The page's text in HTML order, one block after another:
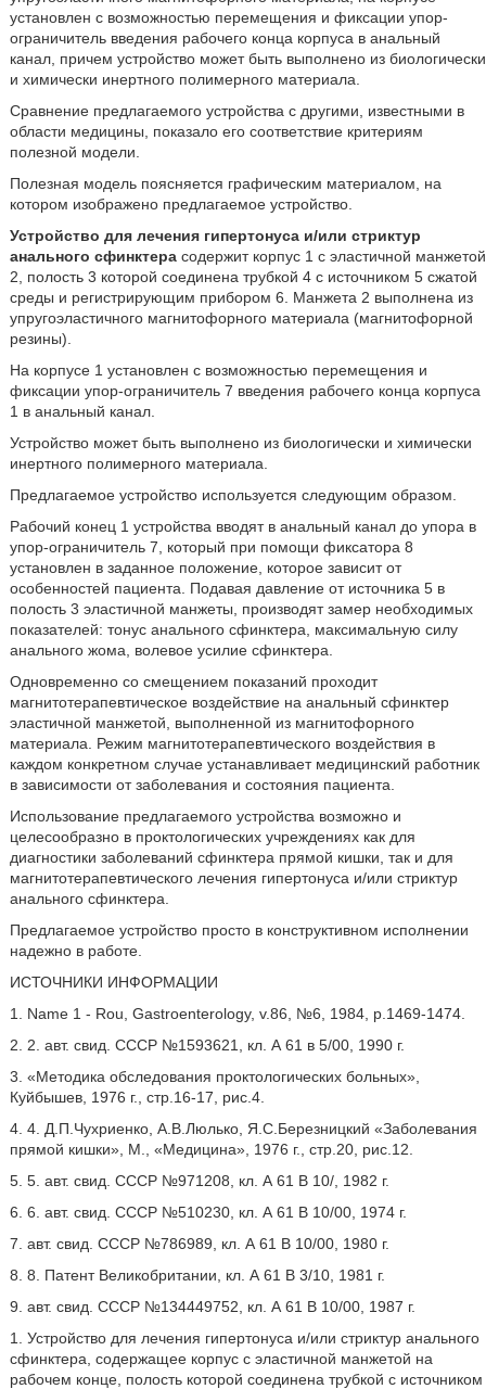
установлен с возможностью перемещения и фиксации упор-
ограничитель введения рабочего конца корпуса в анальный
канал, причем устройство может быть выполнено из биологически
и химически инертного полимерного материала.
Сравнение предлагаемого устройства с другими, известными в
области медицины, показало его соответствие критериям
полезной модели.
Полезная модель поясняется графическим материалом, на
котором изображено предлагаемое устройство.
Устройство для лечения гипертонуса и/или стриктур
анального сфинктерасодержит корпус 1 с эластичной манжетой
2, полость 3 которой соединена трубкой 4 с источником 5 сжатой
среды и регистрирующим прибором 6. Манжета 2 выполнена из
упругоэластичного магнитофорного материала (магнитофорной
резины).
На корпусе 1 установлен с возможностью перемещения и
фиксации упор-ограничитель 7 введения рабочего конца корпуса
1 в анальный канал.
Устройство может быть выполнено из биологически и химически
инертного полимерного материала.
Предлагаемое устройство используется следующим образом.
Рабочий конец 1 устройства вводят в анальный канал до упора в
упор-ограничитель 7, который при помощи фиксатора 8
установлен в заданное положение, которое зависит от
особенностей пациента. Подавая давление от источника 5 в
полость 3 эластичной манжеты, производят замер необходимых
показателей: тонус анального сфинктера, максимальную силу
анального жома, волевое усилие сфинктера.
Одновременно со смещением показаний проходит
магнитотерапевтическое воздействие на анальный сфинктер
эластичной манжетой, выполненной из магнитофорного
материала. Режим магнитотерапевтического воздействия в
каждом конкретном случае устанавливает медицинский работник
в зависимости от заболевания и состояния пациента.
Использование предлагаемого устройства возможно и
целесообразно в проктологических учреждениях как для
диагностики заболеваний сфинктера прямой кишки, так и для
магнитотерапевтического лечения гипертонуса и/или стриктур
анального сфинктера.
Предлагаемое устройство просто в конструктивном исполнении
надежно в работе.
ИСТОЧНИКИ ИНФОРМАЦИИ
1. Name 1 - Rou, Gastroenterology, v.86, №6, 1984, р.1469-1474.
2. 2. авт. свид. СССР №1593621, кл. А 61 в 5/00, 1990 г.
3. «Методика обследования проктологических больных»,
Куйбышев, 1976 г., стр.16-17, рис.4.
4. 4. Д.П.Чухриенко, А.В.Люлько, Я.С.Березницкий «Заболевания
прямой кишки», М., «Медицина», 1976 г., стр.20, рис.12.
5. 5. авт. свид. СССР №971208, кл. А 61 В 10/, 1982 г.
6. 6. авт. свид. СССР №510230, кл. А 61 В 10/00, 1974 г.
7. авт. свид. СССР №786989, кл. А 61 В 10/00, 1980 г.
8. 8. Патент Великобритании, кл. А 61 В 3/10, 1981 г.
9. авт. свид. СССР №134449752, кл. А 61 В 10/00, 1987 г.
1. Устройство для лечения гипертонуса и/или стриктур анального
сфинктера, содержащее корпус с эластичной манжетой на
рабочем конце, полость которой соединена трубкой с источником